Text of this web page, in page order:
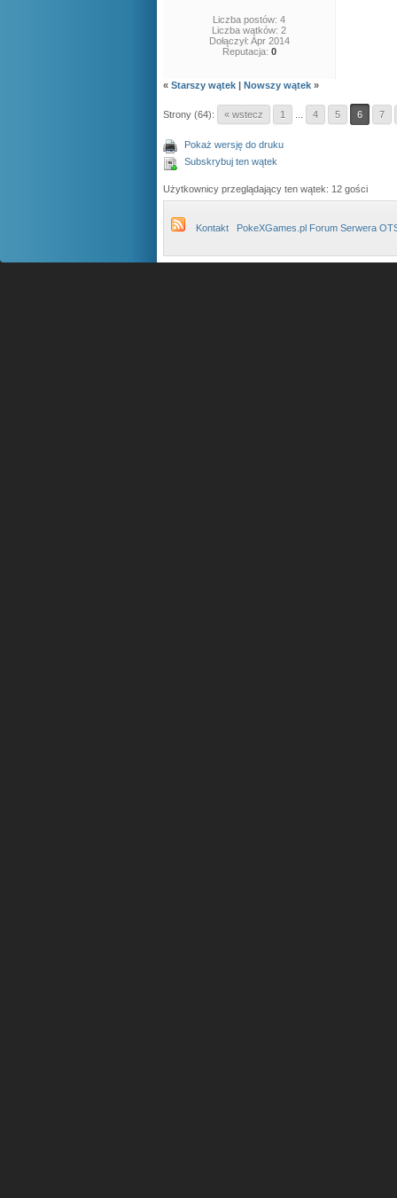
Liczba postów: 4
Liczba wątków: 2
Dołączył: Apr 2014
Reputacja: 0
« Starszy wątek | Nowszy wątek »
Strony (64): « wstecz 1 4 5 6 7
Pokaż wersję do druku
Subskrybuj ten wątek
Użytkownicy przeglądający ten wątek: 12 gości
Kontakt PokeXGames.pl Forum Serwera